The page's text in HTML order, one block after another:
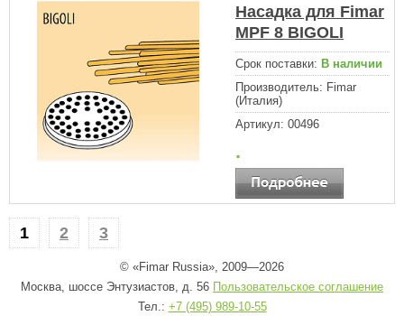
Насадка для Fimar
MPF 8 BIGOLI
Срок поставки: В наличии
Производитель: Fimar
(Италия)
Артикул: 00496
.
1 2 3
© «Fimar Russia», 2009—2026
Москва, шоссе Энтузиастов, д. 56 Пользовательское соглашение
Тел.: +7 (495) 989-10-55